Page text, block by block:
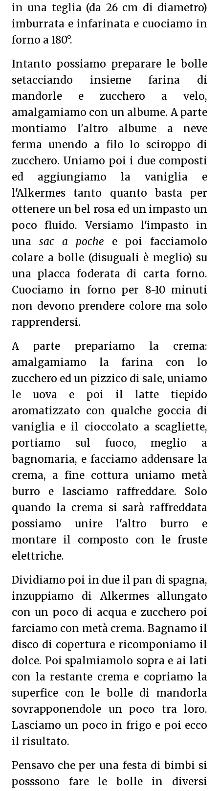
in una teglia (da 26 cm di diametro)
imburrata e infarinata e cuociamo in
forno a 180°.
Intanto possiamo preparare le bolle
setacciando insieme farina di
mandorle e zucchero a velo,
amalgamiamo con un albume. A parte
montiamo l'altro albume a neve
ferma unendo a filo lo sciroppo di
zucchero. Uniamo poi i due composti
ed aggiungiamo la vaniglia e
l'Alkermes tanto quanto basta per
ottenere un bel rosa ed un impasto un
poco fluido. Versiamo l'impasto in
una sac a poche e poi facciamolo
colare a bolle (disuguali è meglio) su
una placca foderata di carta forno.
Cuociamo in forno per 8-10 minuti
non devono prendere colore ma solo
rapprendersi.
A parte prepariamo la crema:
amalgamiamo la farina con lo
zucchero ed un pizzico di sale, uniamo
le uova e poi il latte tiepido
aromatizzato con qualche goccia di
vaniglia e il cioccolato a scagliette,
portiamo sul fuoco, meglio a
bagnomaria, e facciamo addensare la
crema, a fine cottura uniamo metà
burro e lasciamo raffreddare. Solo
quando la crema si sarà raffreddata
possiamo unire l'altro burro e
montare il composto con le fruste
elettriche.
Dividiamo poi in due il pan di spagna,
inzuppiamo di Alkermes allungato
con un poco di acqua e zucchero poi
farciamo con metà crema. Bagnamo il
disco di copertura e ricomponiamo il
dolce. Poi spalmiamolo sopra e ai lati
con la restante crema e copriamo la
superfice con le bolle di mandorla
sovrapponendole un poco tra loro.
Lasciamo un poco in frigo e poi ecco
il risultato.
Pensavo che per una festa di bimbi si
posssono fare le bolle in diversi